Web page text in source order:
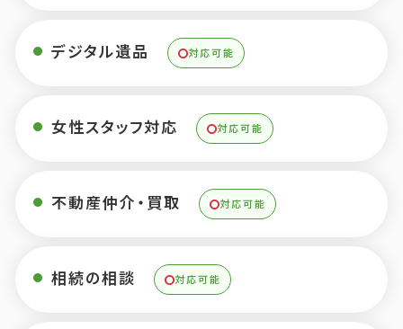
デジタル遺品 対応可能
女性スタッフ対応 対応可能
不動産仲介・買取 対応可能
相続の相談 対応可能